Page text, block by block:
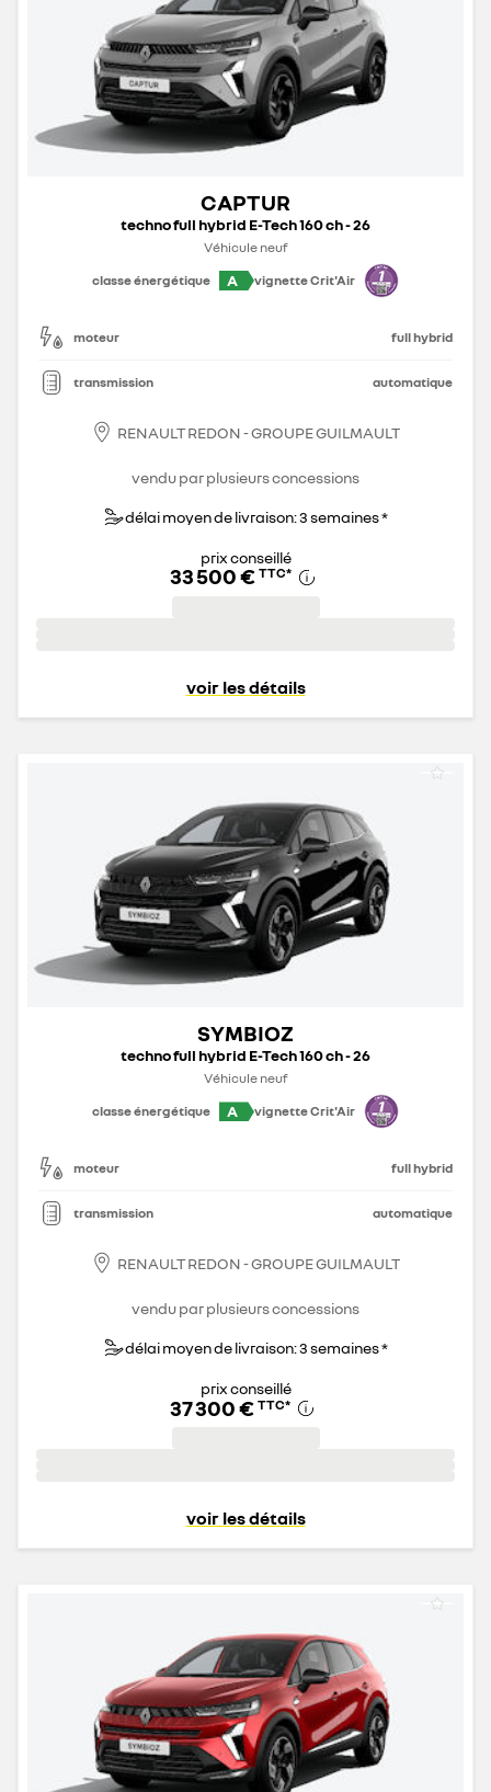
CAPTUR
techno full hybrid E-Tech 160 ch - 26
Véhicule neuf
classe énergétique
A vignette Crit'Air
moteur full hybrid
transmission automatique
RENAULT REDON - GROUPE GUILMAULT
vendu par plusieurs concessions
délai moyen de livraison: 3 semaines *
prix conseillé
33 500 € TTC*
voir les détails
SYMBIOZ
techno full hybrid E-Tech 160 ch - 26
Véhicule neuf
classe énergétique
A vignette Crit'Air
moteur full hybrid
transmission automatique
RENAULT REDON - GROUPE GUILMAULT
vendu par plusieurs concessions
délai moyen de livraison: 3 semaines *
prix conseillé
37 300 € TTC*
voir les détails